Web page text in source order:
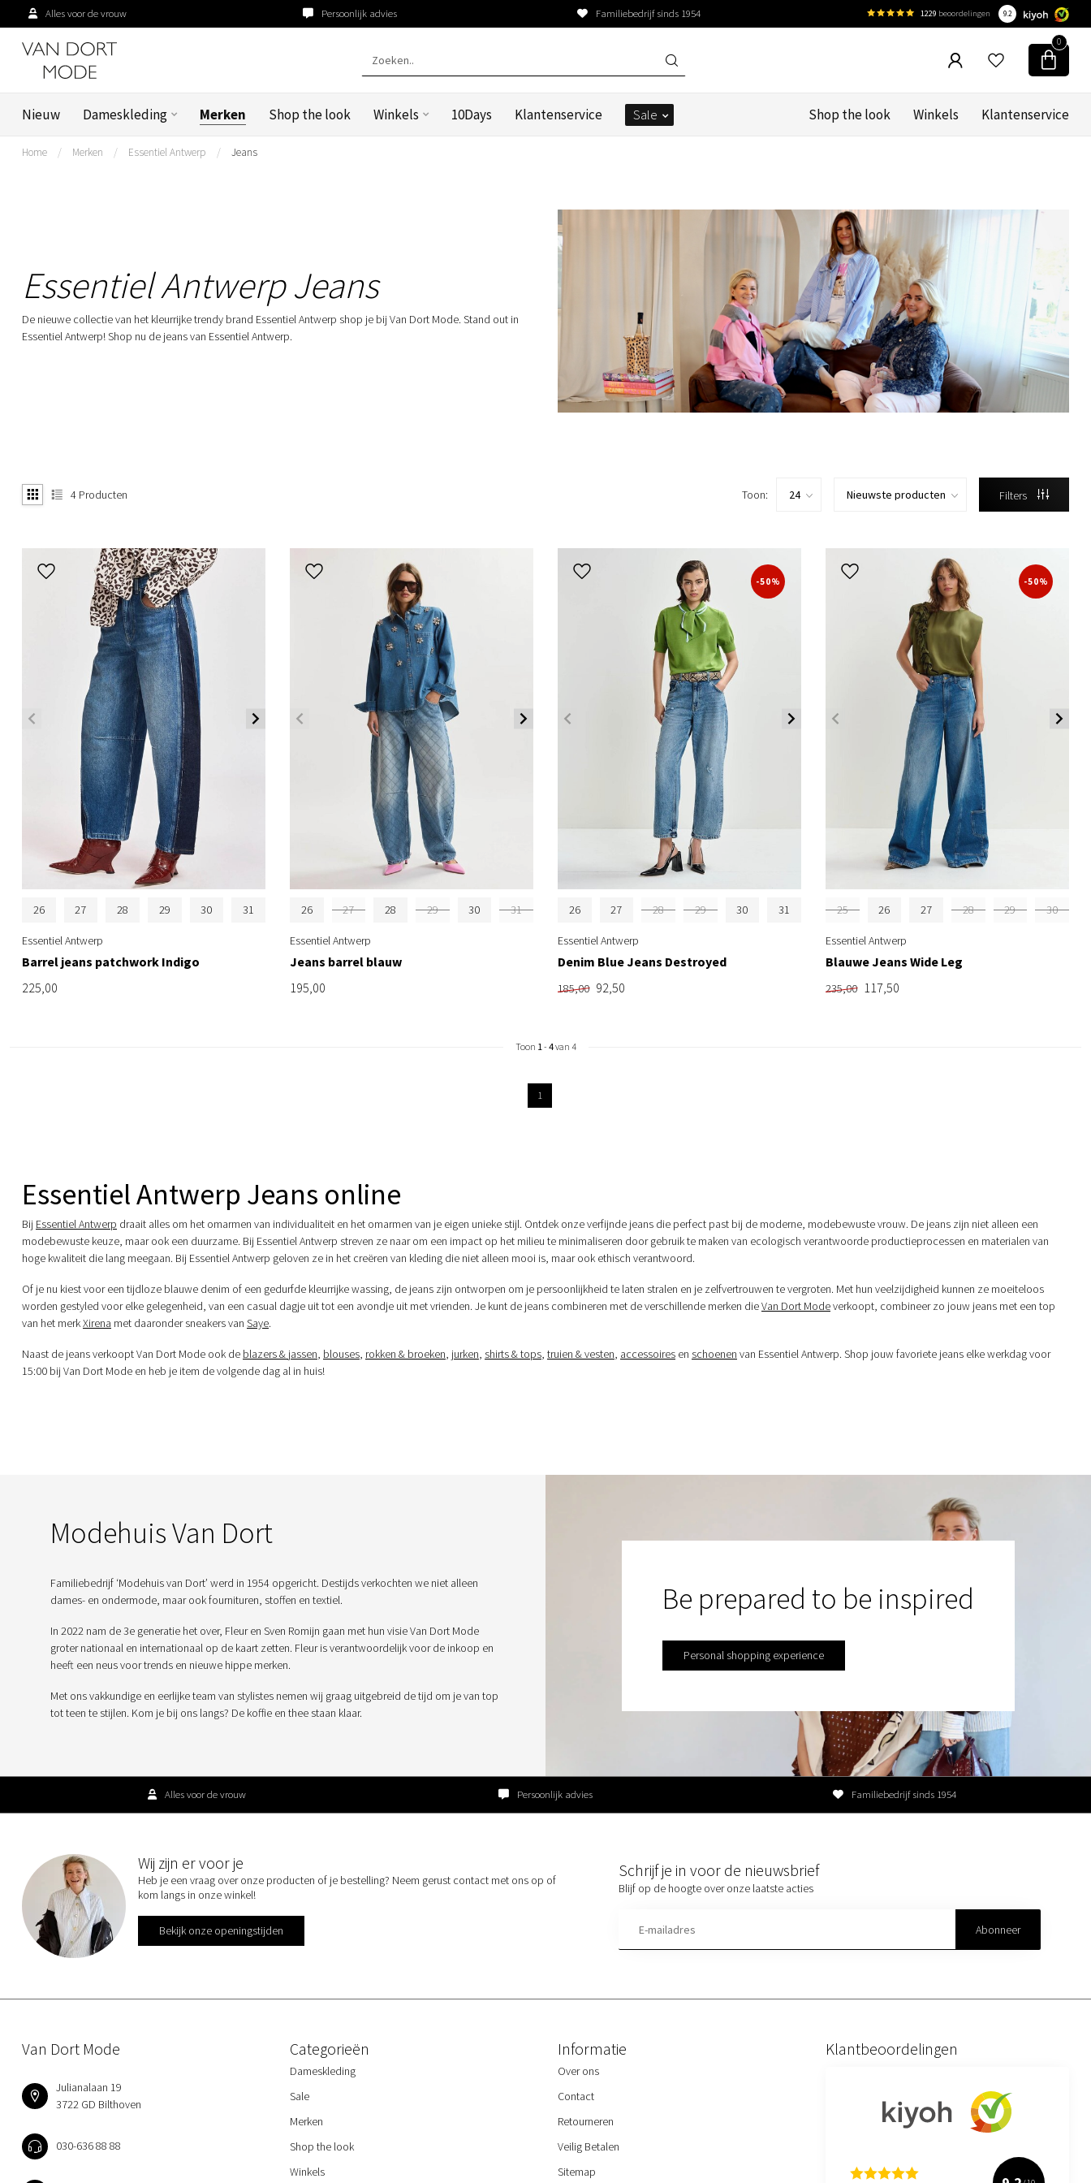
Alles voor de vrouw Persoonlijk advies Familiebedrijf sinds 1954 1229 beoordelingen 9.2
0
Nieuw Dameskleding Merken Shop the look Winkels 10Days Klantenservice Sale Shop the look Winkels Klantenservice
Home / Merken / Essentiel Antwerp / Jeans
Essentiel Antwerp Jeans
De nieuwe collectie van het kleurrijke trendy brand Essentiel Antwerp shop je bij Van Dort Mode. Stand out in
Essentiel Antwerp! Shop nu de jeans van Essentiel Antwerp.
4 Producten Toon: Filters
26 27 28 29 30 31
Essentiel Antwerp
Barrel jeans patchwork Indigo
225,00
26 27 28 29 30 31
Essentiel Antwerp
Jeans barrel blauw
195,00
-50%
26 27 28 29 30 31
Essentiel Antwerp
Denim Blue Jeans Destroyed
185,00 92,50
-50%
25 26 27 28 29 30
Essentiel Antwerp
Blauwe Jeans Wide Leg
235,00 117,50
Toon 1- 4van 4
1
Essentiel Antwerp Jeans online
Bij Essentiel Antwerp draait alles om het omarmen van individualiteit en het omarmen van je eigen unieke stijl. Ontdek onze verfijnde jeans die perfect past bij de moderne, modebewuste vrouw. De jeans zijn niet alleen een
modebewuste keuze, maar ook een duurzame. Bij Essentiel Antwerp streven ze naar om een impact op het milieu te minimaliseren door gebruik te maken van ecologisch verantwoorde productieprocessen en materialen van
hoge kwaliteit die lang meegaan. Bij Essentiel Antwerp geloven ze in het creëren van kleding die niet alleen mooi is, maar ook ethisch verantwoord.
Of je nu kiest voor een tijdloze blauwe denim of een gedurfde kleurrijke wassing, de jeans zijn ontworpen om je persoonlijkheid te laten stralen en je zelfvertrouwen te vergroten. Met hun veelzijdigheid kunnen ze moeiteloos
worden gestyled voor elke gelegenheid, van een casual dagje uit tot een avondje uit met vrienden. Je kunt de jeans combineren met de verschillende merken dieVan Dort Modeverkoopt, combineer zo jouw jeans met een top
van het merkXirena met daaronder sneakers van Saye.
Naast de jeans verkoopt Van Dort Mode ook de blazers & jassen blouses rokken & broeken jurken shirts & tops truien & vesten accessoires en schoenen van Essentiel Antwerp. Shop jouw favoriete jeans elke werkdag voor
15:00 bij Van Dort Mode en heb je item de volgende dag al in huis!
Modehuis Van Dort
Familiebedrijf ‘Modehuis van Dort’ werd in 1954 opgericht. Destijds verkochten we niet alleen
dames- en ondermode, maar ook fournituren, stoffen en textiel.
In 2022 nam de 3e generatie het over, Fleur en Sven Romijn gaan met hun visie Van Dort Mode
groter nationaal en internationaal op de kaart zetten. Fleur is verantwoordelijk voor de inkoop en
heeft een neus voor trends en nieuwe hippe merken.
Met ons vakkundige en eerlijke team van stylistes nemen wij graag uitgebreid de tijd om je van top
tot teen te stijlen. Kom je bij ons langs? De koffie en thee staan klaar.
Be prepared to be inspired
Personal shopping experience
Alles voor de vrouw Persoonlijk advies Familiebedrijf sinds 1954
Wij zijn er voor je
Heb je een vraag over onze producten of je bestelling? Neem gerust contact met ons op of
kom langs in onze winkel!
Bekijk onze openingstijden
Schrijf je in voor de nieuwsbrief
Blijf op de hoogte over onze laatste acties
Abonneer
Van Dort Mode
Julianalaan 19
3722 GD Bilthoven
030-636 88 88
Categorieën
Dameskleding
Sale
Merken
Shop the look
Winkels
Informatie
Over ons
Contact
Retourneren
Veilig Betalen
Sitemap
Klantbeoordelingen